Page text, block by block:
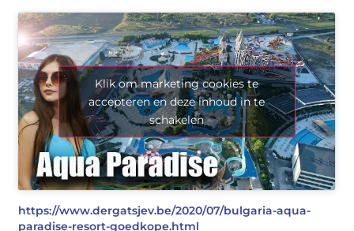
Klik om marketing cookies te
accepteren en deze inhoud in te
schakelen
https://www.dergatsjev.be/2020/07/bulgaria-aqua-
paradise-resort-goedkope.html